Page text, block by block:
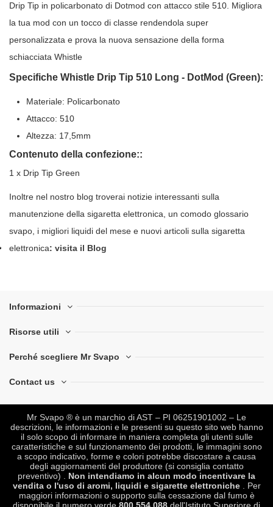
Drip Tip in policarbonato di Dotmod con attacco stile 510. Migliora
la tua mod con un tocco di classe rendendola super
personalizzata e prova la nuova sensazione della forma
schiacciata Whistle
Specifiche Whistle Drip Tip 510 Long - DotMod (Green):
Materiale: Policarbonato
Attacco: 510
Altezza: 17,5mm
Contenuto della confezione::
1 x Drip Tip Green
Inoltre nel nostro blog troverai notizie interessanti sulla
manutenzione della sigaretta elettronica, un comodo glossario
svapo, i migliori liquidi del mese e nuovi articoli sulla sigaretta
elettronica: visita il Blog
Informazioni
Risorse utili
Perché scegliere Mr Svapo
Contact us
Mr Svapo ® è un marchio di AST – PI 06251901002 – Le
descrizioni, le informazioni e le presenti su questo sito web hanno
il solo scopo di informare in maniera completa gli utenti sulle
caratteristiche e sul funzionamento dei prodotti, le immagini sono
a scopo indicativo, forme e colori potrebbe discostare a causa
degli aggiornamenti del produttore (si consiglia contatto
preventivo) . Non intendiamo in alcun modo incentivare la
vendita o l'uso di aromi, liquidi e sigarette elettroniche. Per
maggiori informazioni o supporto sulla cessazione dal fumo è